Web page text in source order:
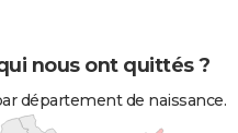
nous ont quittés ?
département de naissance.